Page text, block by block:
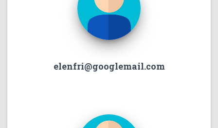
elenfri@googlemail.com